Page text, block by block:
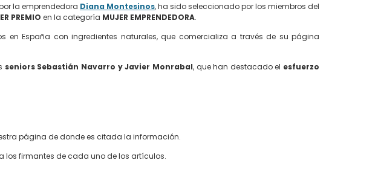
la emprendedora Diana Montesinos, ha sido seleccionado por los miembros del
PREMIO en la categoría MUJER EMPRENDEDORA.
España con ingredientes naturales, que comercializa a través de su página
seniors Sebastián Navarro y Javier Monrabal, que han destacado el esfuerzo
página de donde es citada la información.
los firmantes de cada uno de los artículos.